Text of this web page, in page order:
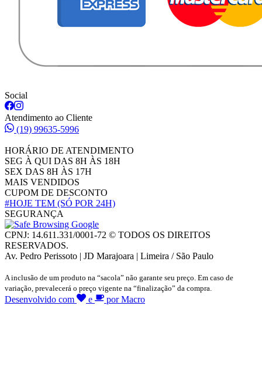
Social
Atendimento ao Cliente
(19) 99635-5996
HORÁRIO DE ATENDIMENTO
SEG À QUI DAS 8H ÀS 18H
SEX DAS 8H ÀS 17H
MAIS VENDIDOS
CUPOM DE DESCONTO
#HOJE TEM (SÓ POR 24H)
SEGURANÇA
CPNJ: 14.611.331/0001-72 © TODOS OS DIREITOS
RESERVADOS.
Av. Pedro Perissoto | JD Marajoara | Limeira / São Paulo
A inclusão de um produto na “sacola” não garante seu preço. Em caso de
variação, prevalecerá o preço vigente na “finalização” da compra.
Desenvolvido com e por Macro